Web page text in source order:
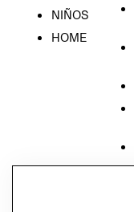
NIÑOS
HOME